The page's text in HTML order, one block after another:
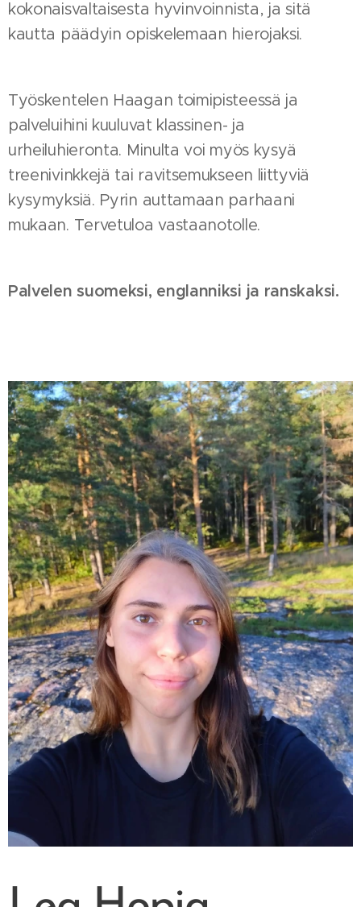
kokonaisvaltaisesta hyvinvoinnista, ja sitä
kautta päädyin opiskelemaan hierojaksi.
Työskentelen Haagan toimipisteessä ja
palveluihini kuuluvat klassinen- ja
urheiluhieronta. Minulta voi myös kysyä
treenivinkkejä tai ravitsemukseen liittyviä
kysymyksiä. Pyrin auttamaan parhaani
mukaan. Tervetuloa vastaanotolle.
Palvelen suomeksi, englanniksi ja ranskaksi.